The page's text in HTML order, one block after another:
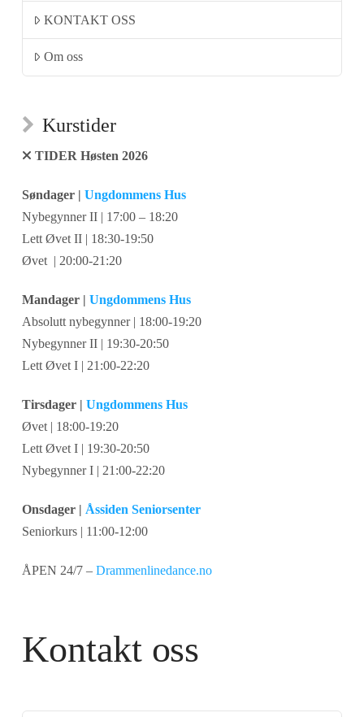
KONTAKT OSS
Om oss
Kurstider
TIDER Høsten 2026
Søndager | Ungdommens Hus
Nybegynner II | 17:00 – 18:20
Lett Øvet II | 18:30-19:50
Øvet | 20:00-21:20
Mandager | Ungdommens Hus
Absolutt nybegynner | 18:00-19:20
Nybegynner II | 19:30-20:50
Lett Øvet I | 21:00-22:20
Tirsdager | Ungdommens Hus
Øvet | 18:00-19:20
Lett Øvet I | 19:30-20:50
Nybegynner I | 21:00-22:20
Onsdager | Åssiden Seniorsenter
Seniorkurs | 11:00-12:00
ÅPEN 24/7 – Drammenlinedance.no
Kontakt oss